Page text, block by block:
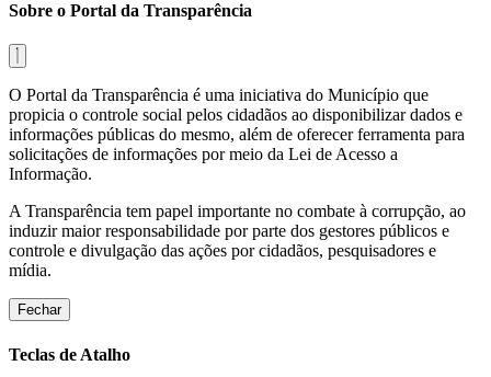
Sobre o Portal da Transparência
O Portal da Transparência é uma iniciativa do Município que
propicia o controle social pelos cidadãos ao disponibilizar dados e
informações públicas do mesmo, além de oferecer ferramenta para
solicitações de informações por meio da Lei de Acesso a
Informação.
A Transparência tem papel importante no combate à corrupção, ao
induzir maior responsabilidade por parte dos gestores públicos e
controle e divulgação das ações por cidadãos, pesquisadores e
mídia.
Fechar
Teclas de Atalho